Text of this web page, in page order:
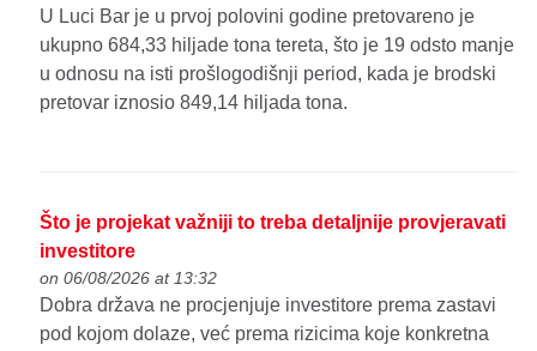
U Luci Bar je u prvoj polovini godine pretovareno je
ukupno 684,33 hiljade tona tereta, što je 19 odsto manje
u odnosu na isti prošlogodišnji period, kada je brodski
pretovar iznosio 849,14 hiljada tona.
Što je projekat važniji to treba detaljnije provjeravati
investitore
on 06/08/2026 at 13:32
Dobra država ne procjenjuje investitore prema zastavi
pod kojom dolaze, već prema rizicima koje konkretna